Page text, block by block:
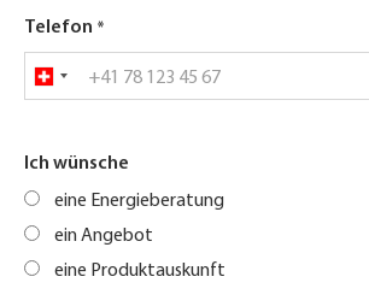
Telefon
Ich wünsche
eine Energieberatung
ein Angebot
eine Produktauskunft